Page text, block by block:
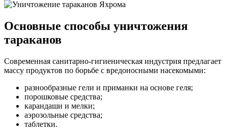
Основные способы уничтожения
тараканов
Современная санитарно-гигиеническая индустрия предлагает
массу продуктов по борьбе с вредоносными насекомыми:
разнообразные гели и приманки на основе геля;
порошковые средства;
карандаши и мелки;
аэрозольные средства;
таблетки.